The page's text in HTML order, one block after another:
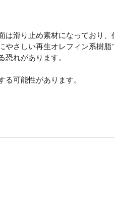
は滑り止め素材になっており、
さしい再生オレフィン系樹脂
れがあります。
可能性があります。